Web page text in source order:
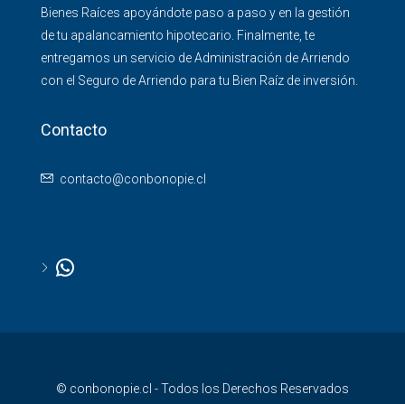
Bienes Raíces apoyándote paso a paso y en la gestión
de tu apalancamiento hipotecario. Finalmente, te
entregamos un servicio de Administración de Arriendo
con el Seguro de Arriendo para tu Bien Raíz de inversión.
Contacto
contacto@conbonopie.cl
© conbonopie.cl - Todos los Derechos Reservados